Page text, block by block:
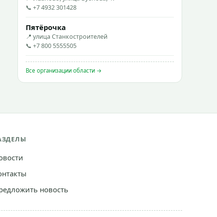
📞 +7 4932 301428
Пятёрочка
📍 улица Станкостроителей
📞 +7 800 5555505
Все организации области →
новость